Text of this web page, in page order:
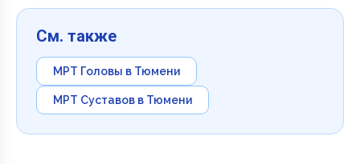
См. также
МРТ Головы в Тюмени
МРТ Суставов в Тюмени